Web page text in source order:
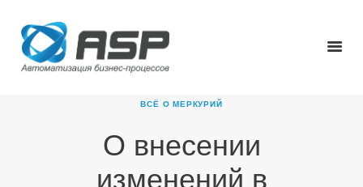
ВСЁ О МЕРКУРИЙ
О внесении
изменений в
ГЛАВНАЯ
О КОМПАНИИ